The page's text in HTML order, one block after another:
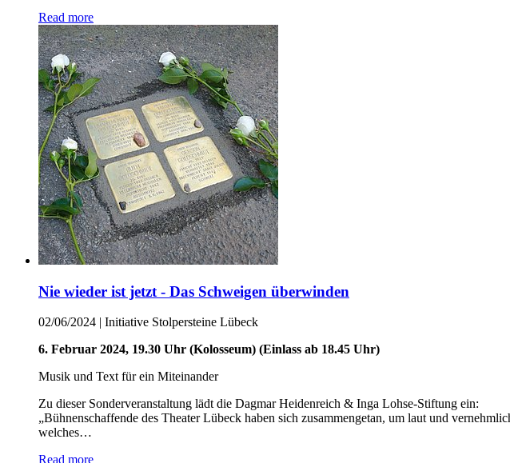
Read more
Nie wieder ist jetzt - Das Schweigen überwinden
02/06/2024 | Initiative Stolpersteine Lübeck
6. Februar 2024, 19.30 Uhr (Kolosseum) (Einlass ab 18.45 Uhr)
Musik und Text für ein Miteinander
Zu dieser Sonderveranstaltung lädt die Dagmar Heidenreich & Inga Lohse-Stiftung ein:
„Bühnenschaffende des Theater Lübeck haben sich zusammengetan, um laut und
welches…
Read more